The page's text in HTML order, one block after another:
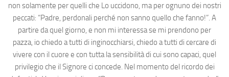
non solamente per quelli che Lo uccidono, ma per ognuno dei nostri
peccati: “Padre, perdonali perché non sanno quello che fanno!”. A
partire da quel giorno, e non mi interessa se mi prendono per
pazza, io chiedo a tutti di inginocchiarsi, chiedo a tutti di cercare di
vivere con il cuore e con tutta la sensibilità di cui sono capaci, quel
privilegio che il Signore ci concede. Nel momento del ricordo dei